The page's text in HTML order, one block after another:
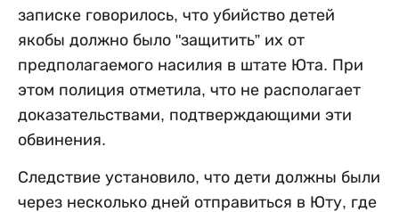
записке говорилось, что убийство детей
якобы должно было "защитить” их от
предполагаемого насилия в штате Юта. При
этом полиция отметила, что не располагает
доказательствами, подтверждающими эти
обвинения.
Следствие установило, что дети должны были
через несколько дней отправиться в Юту, где